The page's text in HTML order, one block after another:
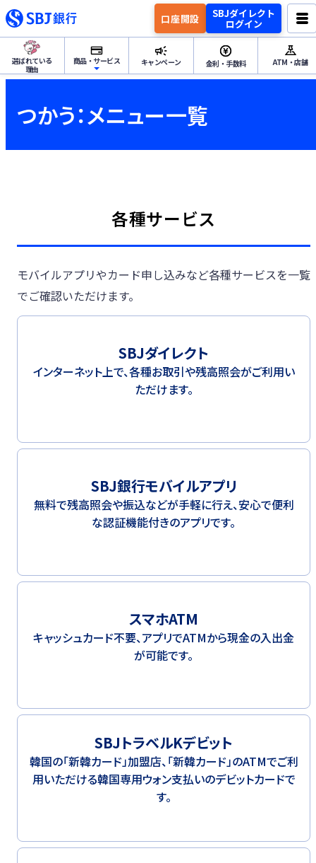
口座開設 SBJダイレクト
ログイン
選ばれている
理由
商品・サービス
ためる・ふやすトップ
資産運用
外貨両替
海外送金
ご融資のご相談
キャンペーン 金利・手数料 ATM・店舗
つかう：メニュー一覧
各種サービス
モバイルアプリやカード申し込みなど各種サービスを一覧
でご確認いただけます。
SBJダイレクト
インターネット上で、各種お取引や残高照会がご利用い
ただけます。
SBJ銀行モバイルアプリ
無料で残高照会や振込などが手軽に行え、安心で便利
な認証機能付きのアプリです。
スマホATM
キャッシュカード不要、アプリでATMから現金の入出金
が可能です。
SBJトラベルKデビット
韓国の「新韓カード」加盟店、「新韓カード」のATMでご利
用いただける韓国専用ウォン支払いのデビットカードで
す。